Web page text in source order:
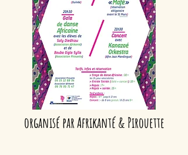
organisé par Afrikanté & Pirouette